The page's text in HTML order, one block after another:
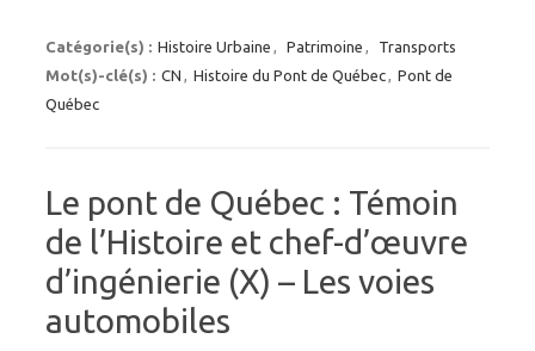
Catégorie(s) : Histoire Urbaine , Patrimoine ,
Transports
Mot(s)-clé(s) : CN , Histoire du Pont de Québec, Pont de
Québec
Le pont de Québec : Témoin
de l’Histoire et chef-d’œuvre
d’ingénierie (X) – Les voies
automobiles